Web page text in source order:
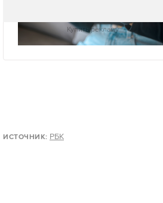
Купить рекламу
ИСТОЧНИК: РБК